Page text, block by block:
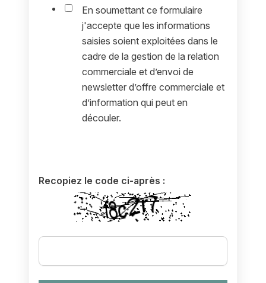
En soumettant ce formulaire
j'accepte que les informations
saisies soient exploitées dans le
cadre de la gestion de la relation
commerciale et d’envoi de
newsletter d’offre commerciale et
d’information qui peut en
découler.
Recopiez le code ci-après :